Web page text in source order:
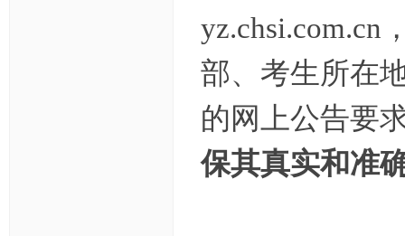
yz.chsi.com.cn
部、考生所在
的网上公告要
保其真实和准